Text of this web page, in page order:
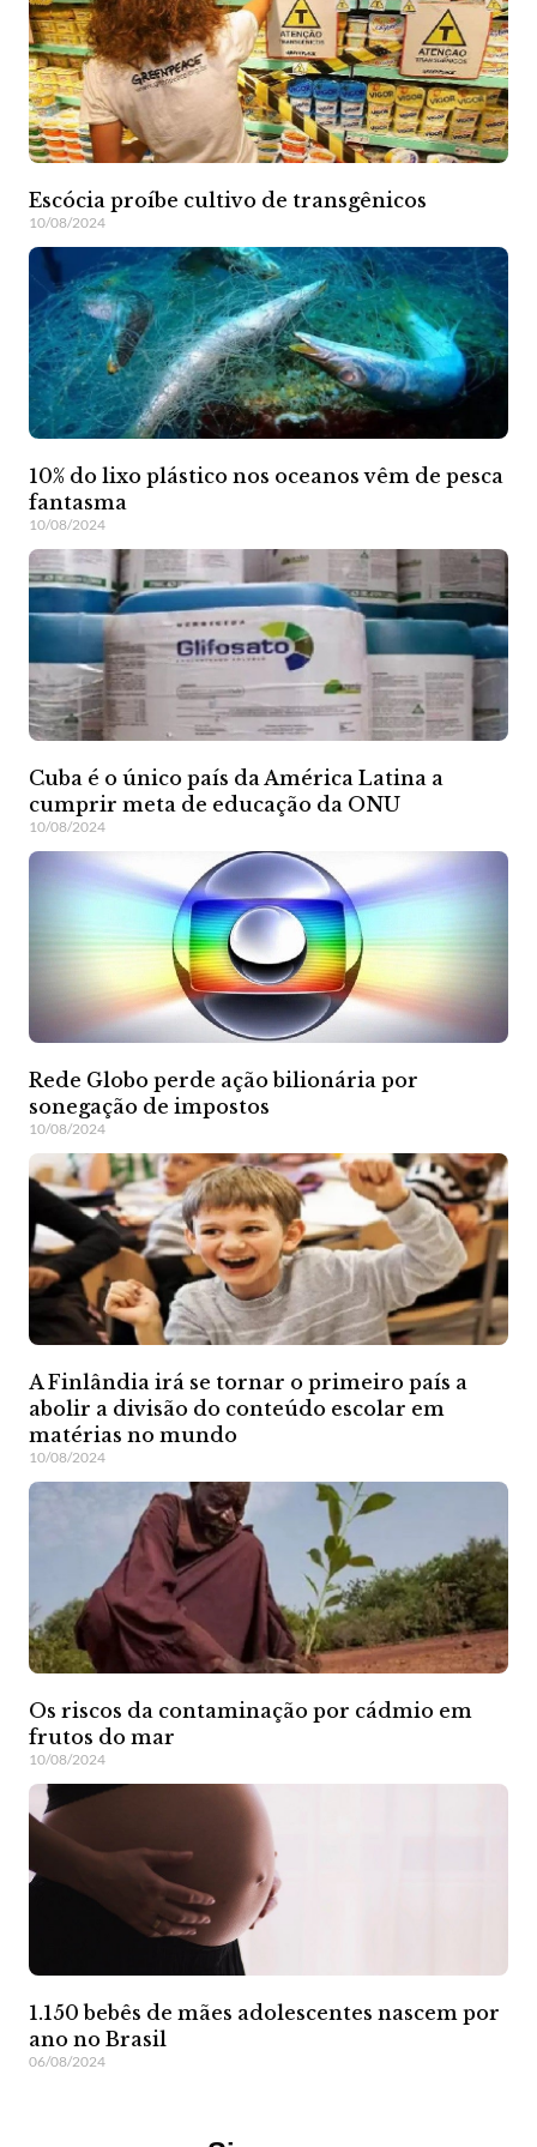
Escócia proíbe cultivo de transgênicos
10/08/2024
10% do lixo plástico nos oceanos vêm de pesca
fantasma
10/08/2024
Cuba é o único país da América Latina a
cumprir meta de educação da ONU
10/08/2024
Rede Globo perde ação bilionária por
sonegação de impostos
10/08/2024
A Finlândia irá se tornar o primeiro país a
abolir a divisão do conteúdo escolar em
matérias no mundo
10/08/2024
Os riscos da contaminação por cádmio em
frutos do mar
10/08/2024
1.150 bebês de mães adolescentes nascem por
ano no Brasil
06/08/2024